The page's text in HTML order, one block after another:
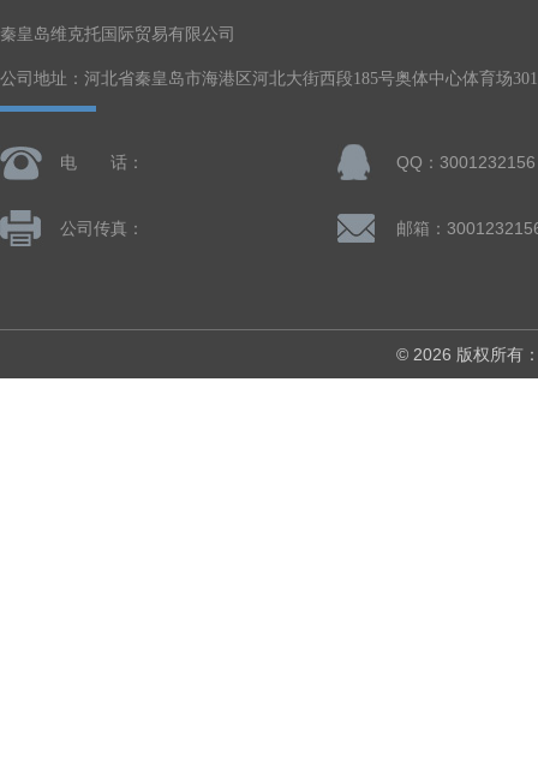
秦皇岛维克托国际贸易有限公司
公司地址：河北省秦皇岛市海港区河北大街西段185号奥体中心体育场
电 话： QQ：3001232156
公司传真： 邮箱：
© 2026 版权所有